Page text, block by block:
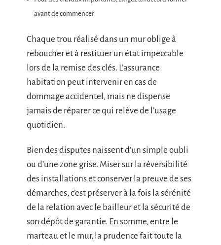
avant de commencer
Chaque trou réalisé dans un mur oblige à
reboucher et à restituer un état impeccable
lors de la remise des clés. L’assurance
habitation peut intervenir en cas de
dommage accidentel, mais ne dispense
jamais de réparer ce qui relève de l’usage
quotidien.
Bien des disputes naissent d’un simple oubli
ou d’une zone grise. Miser sur la réversibilité
des installations et conserver la preuve de ses
démarches, c’est préserver à la fois la sérénité
de la relation avec le bailleur et la sécurité de
son dépôt de garantie. En somme, entre le
marteau et le mur, la prudence fait toute la